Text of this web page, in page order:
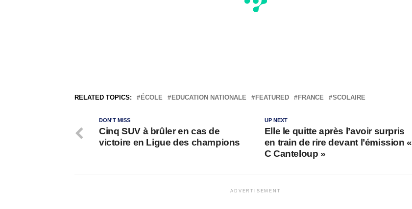
RELATED TOPICS: ÉCOLE EDUCATION NATIONALE FEATURED FRANCE SCOLAIRE
UP NEXT
Elle le quitte après l’avoir surpris
en train de rire devant l’émission «
C Canteloup »
DON'T MISS
Cinq SUV à brûler en cas de
victoire en Ligue des champions
ADVERTISEMENT